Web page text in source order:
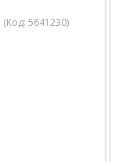
(Код: 5641230)